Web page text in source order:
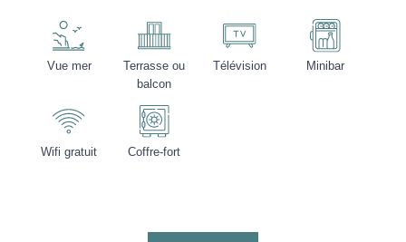
Vue mer
Terrasse ou
balcon
Télévision Minibar
Wifi gratuit Coffre-fort